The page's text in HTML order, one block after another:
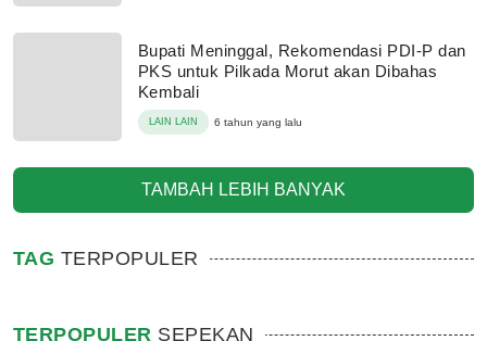
Bupati Meninggal, Rekomendasi PDI-P dan
PKS untuk Pilkada Morut akan Dibahas
Kembali
LAIN LAIN 6 tahun yang lalu
TAMBAH LEBIH BANYAK
TAG TERPOPULER
TERPOPULER SEPEKAN